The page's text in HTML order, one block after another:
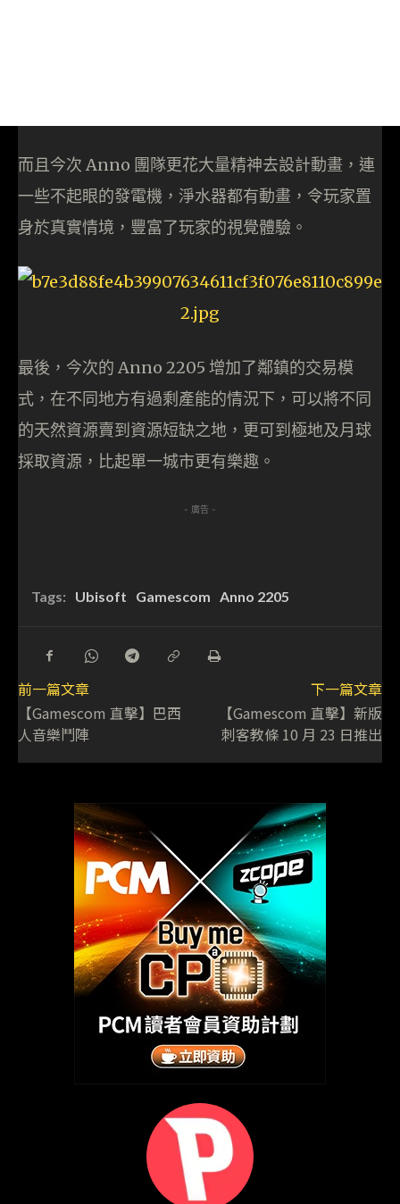
而且今次 Anno 團隊更花大量精神去設計動畫，連
一些不起眼的發電機，淨水器都有動畫，令玩家置
身於真實情境，豐富了玩家的視覺體驗。
最後，今次的 Anno 2205 增加了鄰鎮的交易模
式，在不同地方有過剩產能的情況下，可以將不同
的天然資源賣到資源短缺之地，更可到極地及月球
採取資源，比起單一城市更有樂趣。
- 廣告 -
Tags: Ubisoft Gamescom Anno 2205
前一篇文章
【Gamescom 直擊】巴西
人音樂鬥陣
下一篇文章
【Gamescom 直擊】新版
刺客教條 10 月 23 日推出